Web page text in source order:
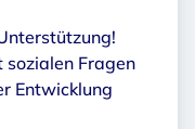
Fragen
Entwicklung